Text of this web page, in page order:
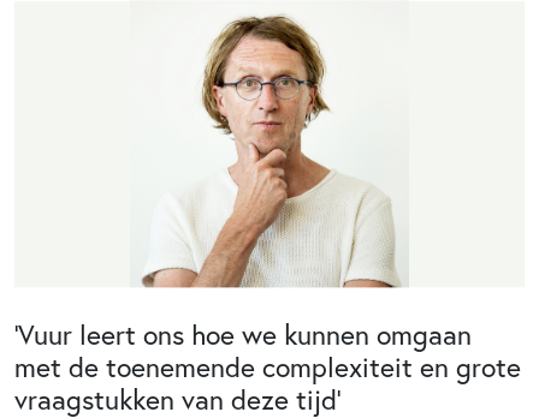
‘Vuur leert ons hoe we kunnen omgaan
met de toenemende complexiteit en grote
vraagstukken van deze tijd’